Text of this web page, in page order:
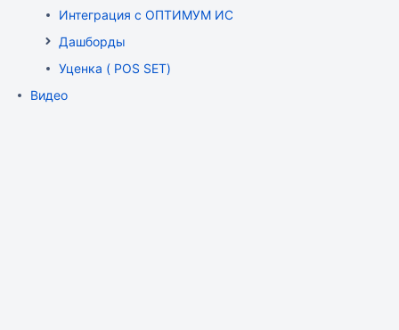
Интеграция с ОПТИМУМ ИСУМТ
Дашборды
Уценка ( POS SET)
Видео